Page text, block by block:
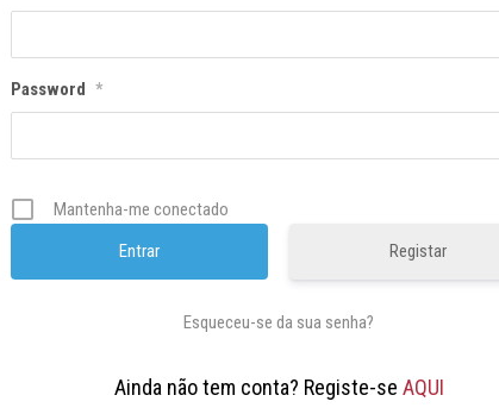
Password *
Mantenha-me conectado
Registar
Esqueceu-se da sua senha?
Ainda não tem conta? Registe-se AQUI